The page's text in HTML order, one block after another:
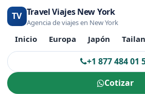
TV Travel Viajes New York
Agencia de viajes en New York
Inicio Europa Japón
+1 877 484 01
Cotizar